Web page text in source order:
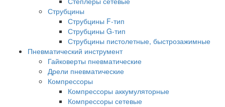
Струбцины
Струбцины F-тип
Струбцины G-тип
Струбцины пистолетные, быстрозажимные
Пневматический инструмент
Гайковерты пневматические
Дрели пневматические
Компрессоры
Компрессоры аккумуляторные
Компрессоры сетевые